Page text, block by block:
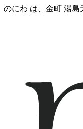
のにわ は、金町 湯